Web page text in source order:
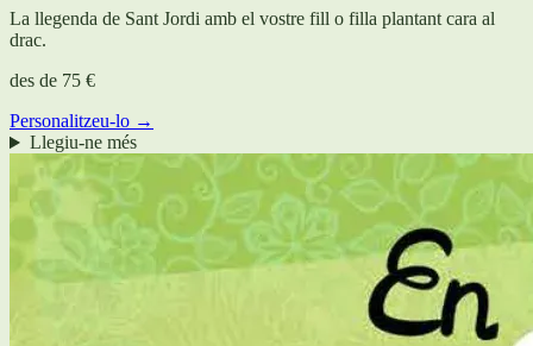
La llegenda de Sant Jordi amb el vostre fill o filla plantant cara al
drac.
des de 75 €
Personalitzeu-lo →
Llegiu-ne més